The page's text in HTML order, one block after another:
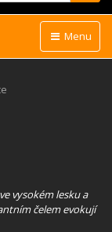
Menu
vysokém lesku a
čelem evokují